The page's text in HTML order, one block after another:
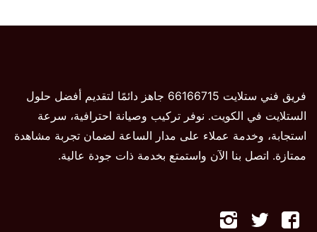
فريق فني ستلايت 66166715 جاهز دائمًا لتقديم أفضل حلول
الستلايت في الكويت. نوفر تركيب وصيانة احترافية، سرعة
استجابة، وخدمة عملاء على مدار الساعة لضمان تجربة مشاهدة
ممتازة. اتصل بنا الآن واستمتع بخدمة ذات جودة عالية.
تابعنا تابعنا